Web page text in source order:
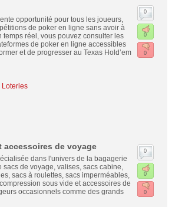
opportunité pour tous les joueurs,
de poker en ligne sans avoir à
réel, vous pouvez consulter les
de poker en ligne accessibles
et de progresser au Texas Hold’em
Loteries
0
0
0
accessoires de voyage
dans l'univers de la bagagerie
de voyage, valises, sacs cabine,
sacs à roulettes, sacs imperméables,
sous vide et accessoires de
occasionnels comme des grands
0
0
0